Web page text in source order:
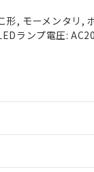
, モーメンタリ,
ランプ電圧: